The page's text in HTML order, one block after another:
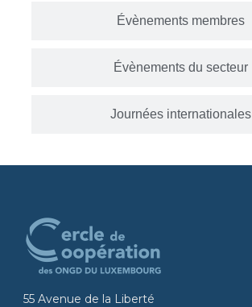
Évènements membres
Évènements du secteur
Journées internationales
55 Avenue de la Liberté